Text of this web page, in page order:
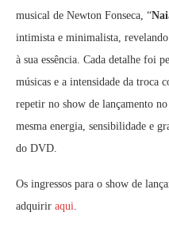
musical de Newton Fonseca, “
intimista e minimalista,
à sua essência. Cada detalhe foi
músicas e a intensidade da troca
repetir no show de lançamento
mesma energia, sensibilidade e
do DVD.
Os ingressos para o show de
adquirir aqui